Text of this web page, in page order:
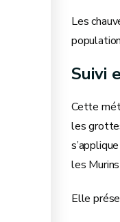
Les
Suivi
Cette
les
les
Elle